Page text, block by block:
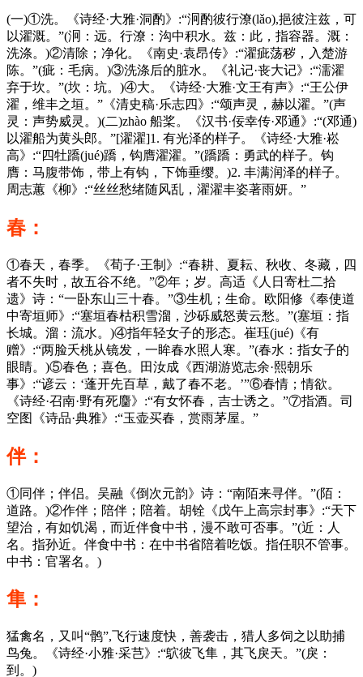
(一)①洗。《诗经·大雅·洞酌》:“泂酌彼行潦(lǎo),挹彼注兹，可
以濯溉。”(泂：远。行潦：沟中积水。兹：此，指容器。溉：
洗涤。)②清除；净化。《南史·袁昂传》:“濯疵荡秽，入楚游
陈。”(疵：毛病。)③洗涤后的脏水。《礼记·丧大记》:“濡濯
弃于坎。”(坎：坑。)④大。《诗经·大雅·文王有声》:“王公伊
濯，维丰之垣。”《清史稿·乐志四》:“颂声灵，赫以濯。”(声
灵：声势威灵。)(二)zhào 船桨。《汉书·佞幸传·邓通》:“(邓通)
以濯船为黄头郎。”[濯濯]1. 有光泽的样子。《诗经·大雅·崧
高》:“四牡蹻(jué)蹻，钩膺濯濯。”(蹻蹻：勇武的样子。钩
膺：马腹带饰，带上有钩，下饰垂缨。)2. 丰满润泽的样子。
周志蕙《柳》:“丝丝愁绪随风乱，濯濯丰姿著雨妍。”
春：
①春天，春季。《荀子·王制》:“春耕、夏耘、秋收、冬藏，四
者不失时，故五谷不绝。”②年；岁。高适《人日寄杜二拾
遗》诗：“一卧东山三十春。”③生机；生命。欧阳修《奉使道
中寄垣师》:“塞垣春枯积雪溜，沙砾威怒黄云愁。”(塞垣：指
长城。溜：流水。)④指年轻女子的形态。崔珏(jué)《有
赠》:“两脸夭桃从镜发，一眸春水照人寒。”(春水：指女子的
眼睛。)⑤春色；喜色。田汝成《西湖游览志余·熙朝乐
事》:“谚云：‘蓬开先百草，戴了春不老。’”⑥春情；情欲。
《诗经·召南·野有死麕》:“有女怀春，吉士诱之。”⑦指酒。司
空图《诗品·典雅》:“玉壶买春，赏雨茅屋。”
伴：
①同伴；伴侣。吴融《倒次元韵》诗：“南陌来寻伴。”(陌：
道路。)②作伴；陪伴；陪着。胡铨《戊午上高宗封事》:“天下
望治，有如饥渴，而近伴食中书，漫不敢可否事。”(近：人
名。指孙近。伴食中书：在中书省陪着吃饭。指任职不管事。
中书：官署名。)
隼：
猛禽名，又叫“鹘”,飞行速度快，善袭击，猎人多饲之以助捕
鸟兔。《诗经·小雅·采芑》:“鴥彼飞隼，其飞戾天。”(戾：
到。)